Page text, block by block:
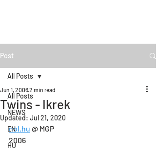
Post
All Posts
NEWS
EN
HU
All Posts
Twins - Ikrek
Jun 1, 20062 min read
Updated: Jul 21, 2020
nol.hu @ MGP
2006